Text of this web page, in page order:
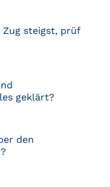
steigst, prüf
geklärt?
den